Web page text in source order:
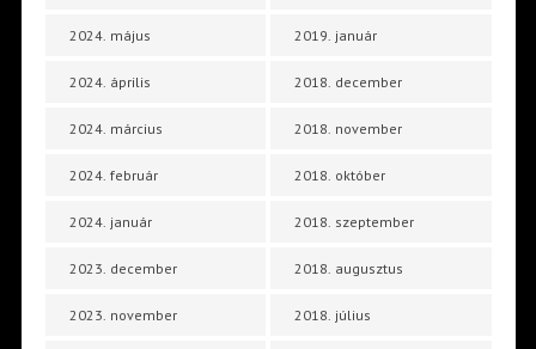
2024. május
2024. április
2024. március
2024. február
2024. január
2023. december
2023. november
2019. január
2018. december
2018. november
2018. október
2018. szeptember
2018. augusztus
2018. július